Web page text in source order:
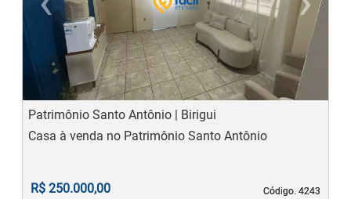
Previous
Patrimônio Santo Antônio | Birigui
Código. 4243
Código. 4243
Casa à venda no Patrimônio Santo Antônio
R$ 250.000,00